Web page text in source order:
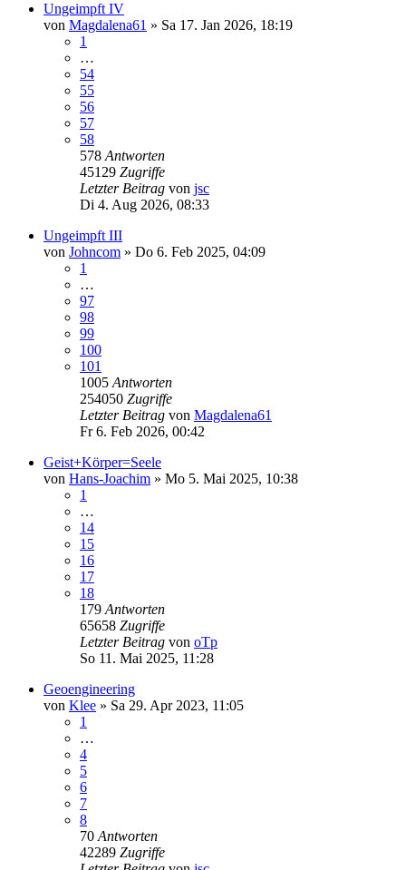
Ungeimpft IV
von Magdalena61 » Sa 17. Jan 2026, 18:19
1
…
54
55
56
57
58
578 Antworten
45129 Zugriffe
Letzter Beitrag von jsc
Di 4. Aug 2026, 08:33
Ungeimpft III
von Johncom » Do 6. Feb 2025, 04:09
1
…
97
98
99
100
101
1005 Antworten
254050 Zugriffe
Letzter Beitrag von Magdalena61
Fr 6. Feb 2026, 00:42
Geist+Körper=Seele
von Hans-Joachim » Mo 5. Mai 2025, 10:38
1
…
14
15
16
17
18
179 Antworten
65658 Zugriffe
Letzter Beitrag von oTp
So 11. Mai 2025, 11:28
Geoengineering
von Klee » Sa 29. Apr 2023, 11:05
1
…
4
5
6
7
8
70 Antworten
42289 Zugriffe